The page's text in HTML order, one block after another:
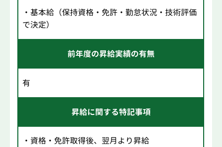
・基本給（保持資格・免許・勤怠状況・技術評価
で決定）
前年度の昇給実績の有無
有
昇給に関する特記事項
・資格・免許取得後、翌月より昇給